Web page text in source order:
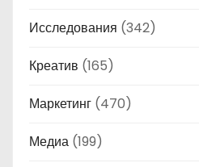
Исследования (342)
Креатив (165)
Маркетинг (470)
Медиа (199)